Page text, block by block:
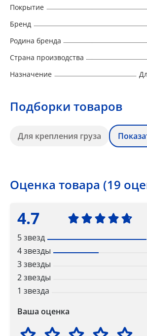
Покрытие
Бренд
Родина бренда
Страна производства
Назначение
Подборки товаров
Для крепления груза
Оценка товара (19
4.7
5 звезд
4 звезды
3 звезды
2 звезды
1 звезда
Ваша оценка